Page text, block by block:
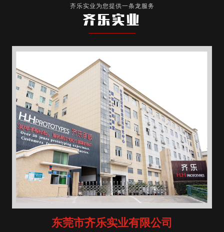
齐乐实业为您提供一条龙服务
齐乐实业
东莞市齐乐实业有限公司